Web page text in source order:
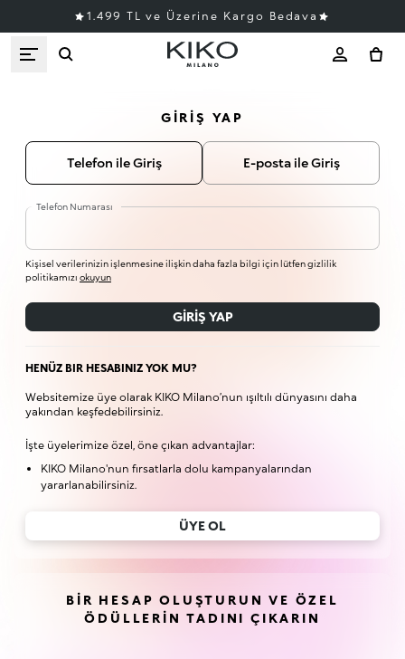
1.499 TL ve Üzerine Kargo Bedava
GIRIŞ YAP
Telefon ile Giriş E-posta ile Giriş
Telefon Numarası
Kişisel verilerinizin işlenmesine ilişkin daha fazla bilgi için lütfen gizlilik
politikamızı okuyun
GIRIŞ YAP
HENÜZ BIR HESABINIZ YOK MU?
Websitemize üye olarak KIKO Milano’nun ışıltılı dünyasını daha
yakından keşfedebilirsiniz.
İşte üyelerimize özel, öne çıkan advantajlar:
KIKO Milano'nun fırsatlarla dolu kampanyalarından
yararlanabilirsiniz.
ÜYE OL
BIR HESAP OLUŞTURUN VE ÖZEL
ÖDÜLLERIN TADINI ÇIKARIN